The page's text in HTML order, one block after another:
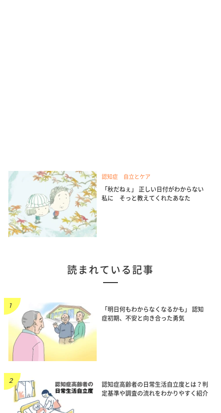
認知症 自立とケア
「秋だねぇ」 正しい日付がわからない
私に そっと教えてくれたあなた
読まれている記事
「明日何もわからなくなるかも」 認知
症初期、不安と向き合った勇気
認知症高齢者の日常生活自立度とは？判
定基準や調査の流れをわかりやすく紹介